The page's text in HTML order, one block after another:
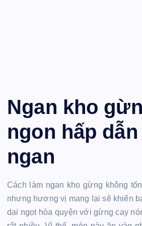
Ngan kho
ngon hấp
ngan
Cách làm ngan kho gừng không
nhưng hương vị mang lại sẽ khiến
dai ngọt hòa quyện với gừng cay